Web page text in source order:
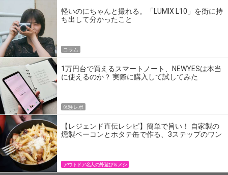
軽いのにちゃんと撮れる。「LUMIX L10」を街に持
ち出して分かったこと
コラム
1万円台で買えるスマートノート、NEWYESは本当
に使えるのか？ 実際に購入して試してみた
体験レポ
【レジェンド直伝レシピ】簡単で旨い！ 自家製の
燻製ベーコンとホタテ缶で作る、3ステップのワン
アウトドア名人の外遊び＆メシ